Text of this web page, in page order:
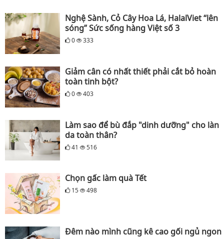
Nghệ Sành, Cỏ Cây Hoa Lá, HalalViet “lên
sóng” Sức sống hàng Việt số 3
0 333
Giảm cân có nhất thiết phải cắt bỏ hoàn
toàn tinh bột?
0 403
Làm sao để bù đắp "dinh dưỡng" cho làn
da toàn thân?
41 516
Chọn gấc làm quà Tết
15 498
Đêm nào mình cũng kê cao gối ngủ ngon